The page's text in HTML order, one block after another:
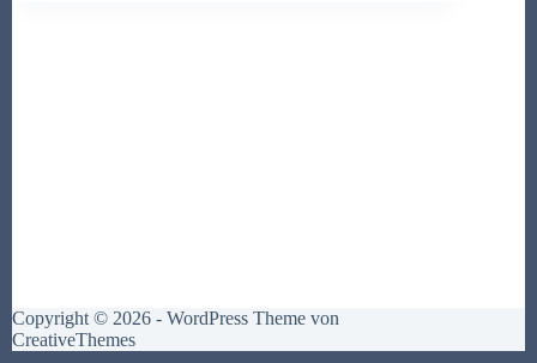
Copyright © 2026 - WordPress Theme von
CreativeThemes